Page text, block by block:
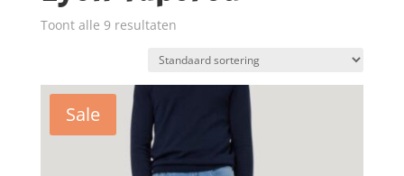
Toont alle 9 resultaten
Sale